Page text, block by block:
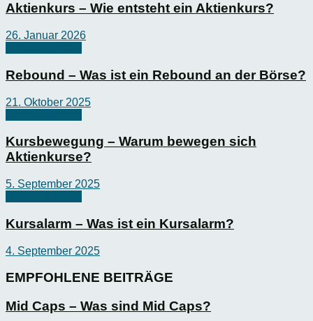
Aktienkurs – Wie entsteht ein Aktienkurs?
26. Januar 2026
Rebound – Was ist ein Rebound an der Börse?
21. Oktober 2025
Kursbewegung – Warum bewegen sich
Aktienkurse?
5. September 2025
Kursalarm – Was ist ein Kursalarm?
4. September 2025
EMPFOHLENE BEITRÄGE
Mid Caps – Was sind Mid Caps?